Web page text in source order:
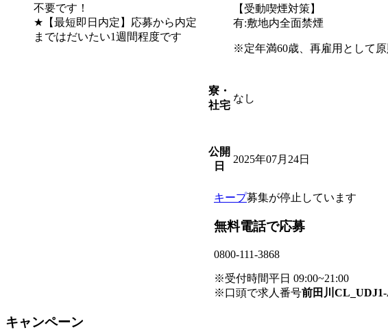
不要です！
★【最短即日内定】応募から内定
まではだいたい1週間程度です
【受動喫煙対策】
有:敷地内全面禁煙
※定年満60歳、再雇用として原
寮・
社宅
なし
公開
日
2025年07月24日
キープ募集が停止しています
無料電話で応募
0800-111-3868
※受付時間平日 09:00~21:00
※口頭で求人番号前田川
キャンペーン